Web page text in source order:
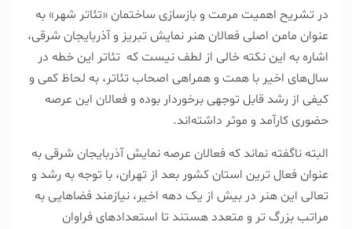
در تشریح اهمیت مرمت و بازسازی ساختمان «تئاتر شهر» به
عنوان مامن اصلی فعالان هنر نمایش تبریز و آذربایجان شرقی،
اشاره به این نکته خالی از لطف نیست که تئاتر این خطه در
سال‌های اخیر با همت و همراهی اصحاب تئاتر، به لحاظ کمی و
کیفی از رشد قابل توجهی برخوردار بوده و فعالان این عرصه
حضوری کارآمد و موثر داشته‌اند.
البته ناگفته نماند که فعالان عرصه نمایش آذربایجان شرقی به
عنوان فعال ترین استان کشور بعد از تهران، با توجه به رشد و
تعالی این هنر در بیش از یک دهه اخیر، نیازمند فضاهایی به
مراتب بزرگ تر و متعدد هستند تا استعدادهای فراوان